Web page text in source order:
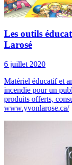
Les outils
Larosé
6 juillet 2020
Matériel éducatif et
incendie pour un
produits offerts,
www.yvonlarose.ca/